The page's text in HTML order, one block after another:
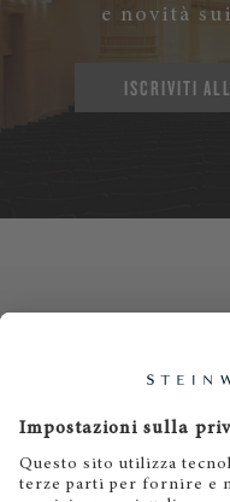
e novità
ISCRIVITI
Informativa privacy